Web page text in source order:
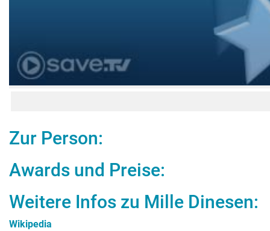
Zur Person:
Awards und Preise:
Weitere Infos zu Mille Dinesen:
Wikipedia